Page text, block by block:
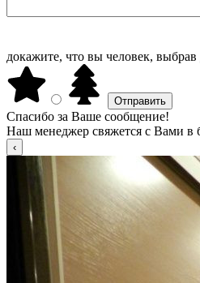
докажите, что вы человек, выбрав
Спасибо за Ваше сообщение!
Наш менеджер свяжется с Вами в